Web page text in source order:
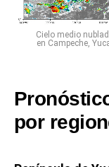
Cielo medio
en Campeche,
por